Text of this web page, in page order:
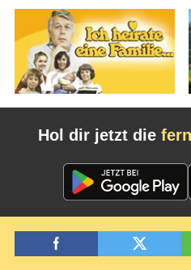
Hol dir jetzt die